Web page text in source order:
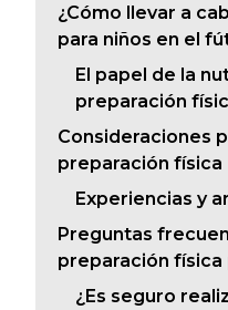
¿Cómo llevar a
para niños en el
El papel de la
preparación
Consideraciones
preparación física
Experiencias y
Preguntas
preparación física
¿Es seguro